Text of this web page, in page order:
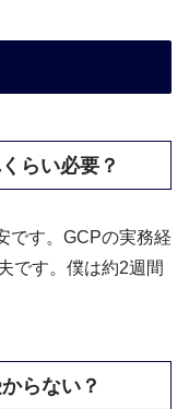
らい必要？
です。GCPの実務経
です。僕は約2週間
らない？